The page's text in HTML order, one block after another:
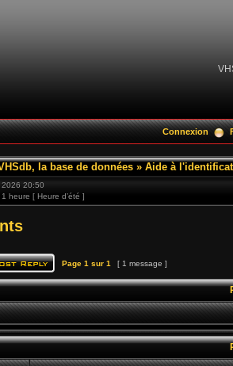
Connexion
la base de données » Aide à
2026 20:50
heure [ Heure d’été ]
Page 1 sur 1 [ 1 message ]